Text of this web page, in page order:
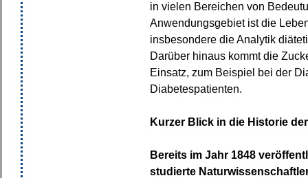
in vielen Bereichen von
Anwendungsgebiet ist die
insbesondere die Analytik
Darüber hinaus kommt die
Einsatz, zum Beispiel bei der
Diabetespatienten.
Kurzer Blick in die Historie
Bereits im Jahr 1848
studierte